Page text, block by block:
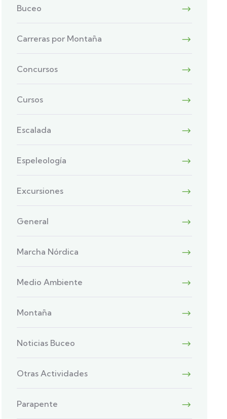
Buceo
Carreras por Montaña
Concursos
Cursos
Escalada
Espeleología
Excursiones
General
Marcha Nórdica
Medio Ambiente
Montaña
Noticias Buceo
Otras Actividades
Parapente